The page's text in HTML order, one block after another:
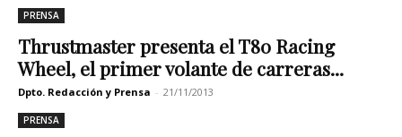
PRENSA
Thrustmaster presenta el T80 Racing
Wheel, el primer volante de carreras...
Dpto. Redacción y Prensa - 21/11/2013
PRENSA